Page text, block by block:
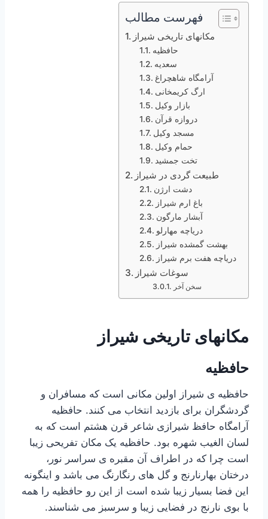
فهرست مطالب
مکانهای تاریخی شیراز
حافظیه
سعدیه
آرامگاه شاهچراغ
ارگ کریمخانی
بازار وکیل
دروازه قرآن
مسجد وکیل
حمام وکیل
تخت جمشید
طبیعت گردی در شیراز
دشت ارژن
باغ ارم شیراز
آبشار مارگون
دریاچه مهارلو
بهشت گمشده شیراز
دریاچه هفت برم شیراز
سوغات شیراز
سخن آخر
مکانهای تاریخی شیراز
حافظیه
حافظیه ی شیراز اولین مکانی است که مسافران و
گردشگران برای بازدید انتخاب می کنند. حافظیه
آرامگاه حافظ شیرازی شاعر قرن هشتم است که به
لسان الغیب شهره بود. حافظیه یک مکان تفریحی زیبا
است چرا که در اطراف آن مقبره ی سراسر نور،
درختان بهارنارنج و گل های رنگارنگ می باشد و اینگونه
این فضا بسیار زیبا شده است از این رو حافظیه را همه
با بوی نارنج در فضایی زیبا و سرسبز می شناسند.